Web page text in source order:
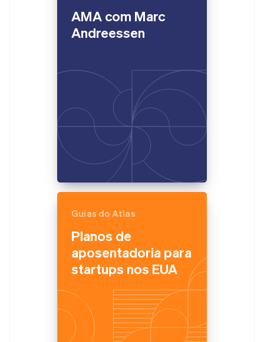
AMA com Marc
Andreessen
Guias do Atlas
Planos de
aposentadoria para
startups nos EUA